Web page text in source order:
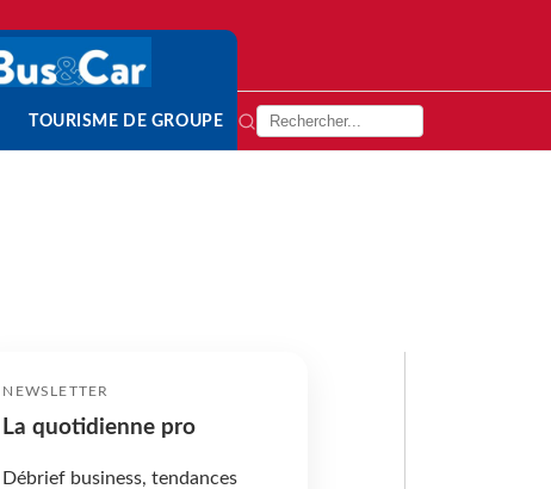
TOURISME DE GROUPE
NEWSLETTER
La quotidienne pro
Débrief business, tendances